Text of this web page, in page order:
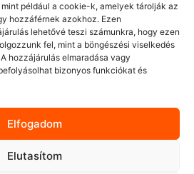
például a cookie-k, amelyek tárolják az
hozzáférnek azokhoz. Ezen
lehetővé teszi számunkra, hogy ezen
fel, mint a böngészési viselkedés
hozzájárulás elmaradása vagy
bizonyos funkciókat és
Elfogadom
Elutasítom
bejelentkezés alapján
tájékoztató
szállítás